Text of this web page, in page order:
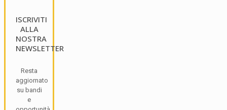
ISCRIVITI
ALLA
NOSTRA
NEWSLETTER
Resta
aggiornato
su bandi
e